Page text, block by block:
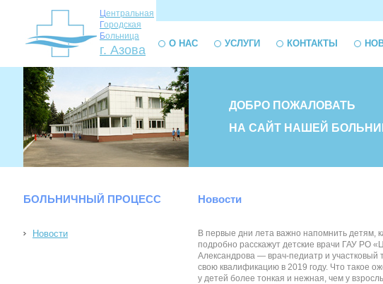
Центральная
Городская
Больница
г. Азова О НАС УСЛУГИ КОНТАКТЫ
ДОБРО ПОЖАЛОВАТЬ
НА САЙТ НАШЕЙ
БОЛЬНИЧНЫЙ ПРОЦЕСС
Новости
Новости
В первые дни лета важно напомнить детям,
подробно расскажут детские врачи ГАУ РО
Александрова — врач-педиатр и участковый
свою квалификацию в 2019 году. Что такое
у детей более тонкая и нежная, чем у